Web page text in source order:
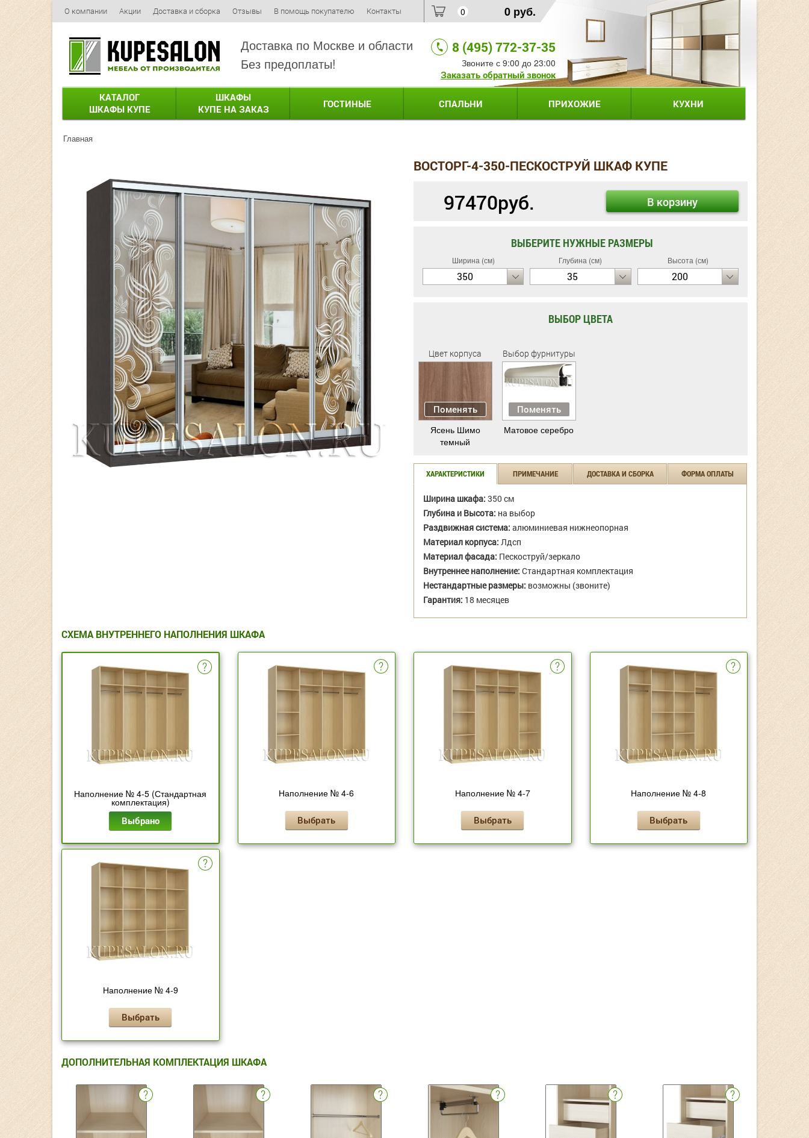
О компании Акции Доставка и сборка Отзывы В помощь покупателю Контакты 0 0 руб.
Доставка по Москве и области
Без предоплаты!
8 (495) 772-37-35
Звоните с 9:00 до 23:00
Заказать обратный звонок
КАТАЛОГ
ШКАФЫ КУПЕ
ШКАФЫ
КУПЕ НА ЗАКАЗ
ГОСТИНЫЕ СПАЛЬНИ ПРИХОЖИЕ КУХНИ
Главная
ВОСТОРГ-4-350-ПЕСКОСТРУЙ ШКАФ КУПЕ
97470руб. В корзину
ВЫБЕРИТЕ НУЖНЫЕ РАЗМЕРЫ
Ширина (см)
350
Глубина (см)
35
Высота (см)
200
ВЫБОР ЦВЕТА
Цвет корпуса
Поменять
Ясень Шимо
темный
Выбор фурнитуры
Поменять
Матовое серебро
ХАРАКТЕРИСТИКИ ПРИМЕЧАНИЕ ДОСТАВКА И СБОРКА ФОРМА ОПЛАТЫ
Ширина шкафа: 350 см
Глубина и Высота: на выбор
Раздвижная система: алюминиевая нижнеопорная
Материал корпуса: Лдсп
Материал фасада: Пескоструй/зеркало
Внутреннее наполнение: Стандартная комплектация
Нестандартные размеры: возможны (звоните)
Гарантия: 18 месяцев
СХЕМА ВНУТРЕННЕГО НАПОЛНЕНИЯ ШКАФА
Наполнение № 4-5 (Стандартная
комплектация)
Выбрано
Наполнение № 4-6
Выбрать
Наполнение № 4-7
Выбрать
Наполнение № 4-8
Выбрать
Наполнение № 4-9
Выбрать
ДОПОЛНИТЕЛЬНАЯ КОМПЛЕКТАЦИЯ ШКАФА